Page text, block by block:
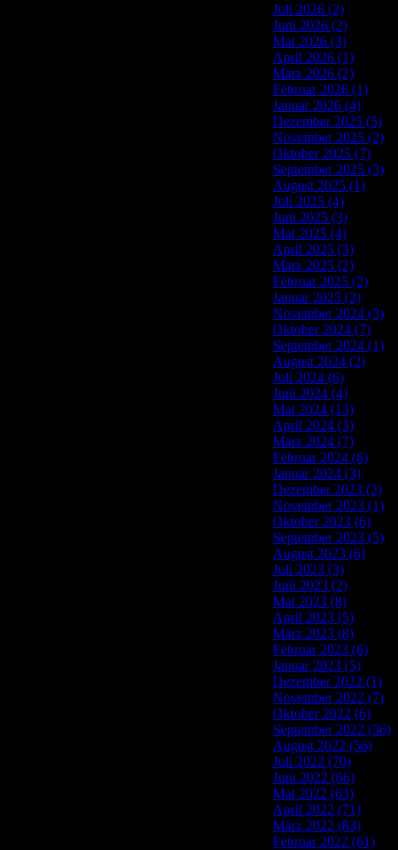
Juli 2026 (2)
Juni 2026 (2)
Mai 2026 (3)
April 2026 (1)
März 2026 (2)
Februar 2026 (1)
Januar 2026 (4)
Dezember 2025 (5)
November 2025 (2)
Oktober 2025 (7)
September 2025 (3)
August 2025 (1)
Juli 2025 (4)
Juni 2025 (3)
Mai 2025 (4)
April 2025 (3)
März 2025 (2)
Februar 2025 (2)
Januar 2025 (2)
November 2024 (3)
Oktober 2024 (7)
September 2024 (1)
August 2024 (2)
Juli 2024 (6)
Juni 2024 (4)
Mai 2024 (13)
April 2024 (3)
März 2024 (7)
Februar 2024 (6)
Januar 2024 (3)
Dezember 2023 (2)
November 2023 (1)
Oktober 2023 (6)
September 2023 (5)
August 2023 (6)
Juli 2023 (3)
Juni 2023 (2)
Mai 2023 (8)
April 2023 (5)
März 2023 (8)
Februar 2023 (6)
Januar 2023 (5)
Dezember 2022 (1)
November 2022 (7)
Oktober 2022 (6)
September 2022 (36)
August 2022 (56)
Juli 2022 (70)
Juni 2022 (66)
Mai 2022 (63)
April 2022 (71)
März 2022 (83)
Februar 2022 (61)